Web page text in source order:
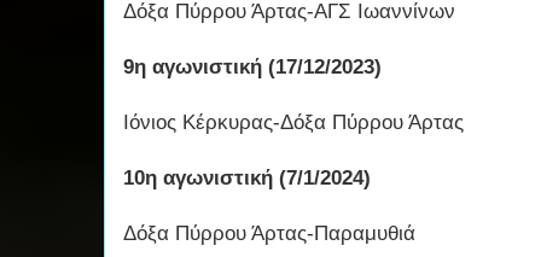
Δόξα Πύρρου Άρτας-ΑΓΣ Ιωαννίνων
9η αγωνιστική (17/12/2023)
Ιόνιος Κέρκυρας-Δόξα Πύρρου Άρτας
10η αγωνιστική (7/1/2024)
Δόξα Πύρρου Άρτας-Παραμυθιά